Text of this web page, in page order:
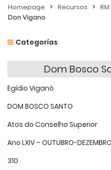
Homepage > Recursos >
Don Vigano
Categorías
Dom Bosco
Egídio Viganò
DOM BOSCO SANTO
Atos do Conselho Superior
Ano LXIV – OUTUBRO-
310